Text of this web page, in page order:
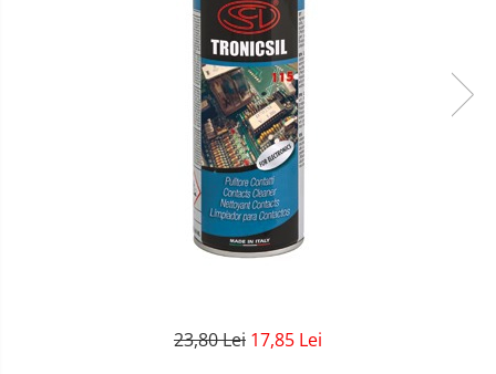
23,80 Lei 17,85 Lei